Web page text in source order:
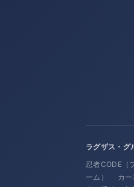
ラグザス・グ
忍者CODE（
ーム）
カ